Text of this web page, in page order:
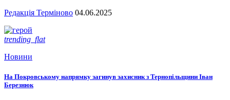
Редакція Терміново 04.06.2025
trending_flat
Новини
На Покровському напрямку загинув захисник з Тернопільщини Іван
Березнюк